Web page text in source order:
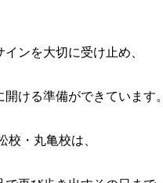
ンを大切に受け止め、
ける準備ができています。
校・丸亀校は、